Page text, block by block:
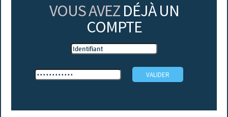
VOUS AVEZ DÉJÀ UN
COMPTE